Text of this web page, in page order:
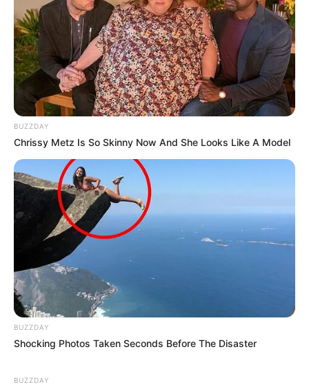
BUZZDAY
Chrissy Metz Is So Skinny Now And She Looks Like A Model
BUZZDAY
Shocking Photos Taken Seconds Before The Disaster
BUZZDAY